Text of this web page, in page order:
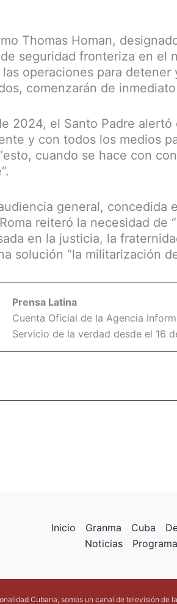
Thomas Homan,
seguridad fronteriza en el
operaciones para
comenzarán de
2024, el Santo Padre alertó
y con todos los medios
cuando se hace con
general, concedida
reiteró la necesidad de
en la justicia, la
solución “la militarización
Prensa Latina
Cuenta Oficial de la Agencia
Servicio de la verdad desde el 16
Inicio Granma Cuba
Noticias
Cubana, somos un canal de televisión de